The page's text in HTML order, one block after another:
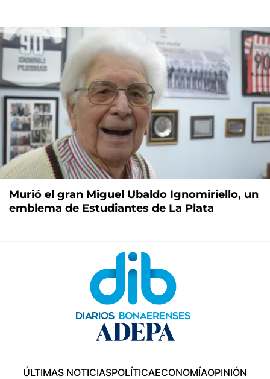
Murió el gran Miguel Ubaldo Ignomiriello, un
emblema de Estudiantes de La Plata
ÚLTIMAS NOTICIASPOLÍTICAECONOMÍAOPINIÓN